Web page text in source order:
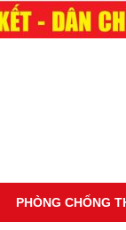
PHÒNG CHỐNG